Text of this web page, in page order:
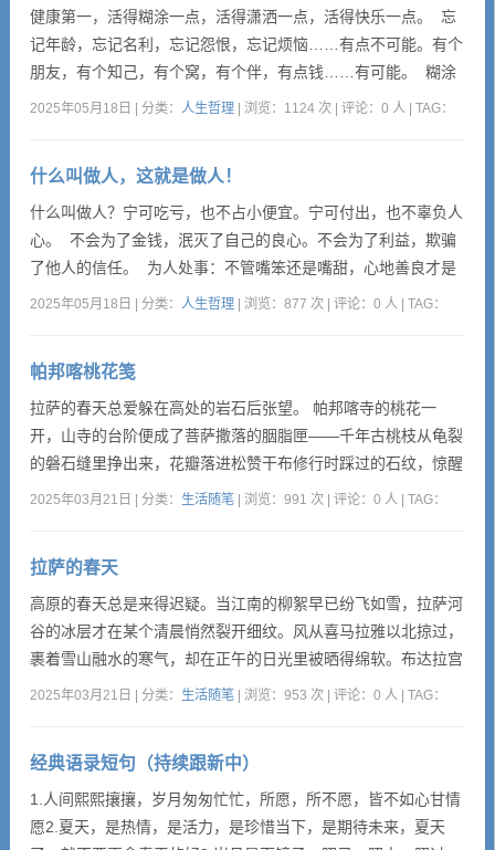
道...
健康第一，活得糊涂一点，活得潇洒一点，活得快乐一点。 忘
记年龄，忘记名利，忘记怨恨，忘记烦恼……有点不可能。有个
朋友，有个知己，有个窝，有个伴，有点钱……有可能。 糊涂
一点，让自己的心随风而动，随雨而下，大事明白，小事糊涂。
报，...
2025年05月18日 | 分类： 人生哲理| 浏览：1124 次 | 评论：0 人 | TAG：
什么叫做人，这就是做人！
什么叫做人？宁可吃亏，也不占小便宜。宁可付出，也不辜负人
心。 不会为了金钱，泯灭了自己的良心。不会为了利益，欺骗
了他人的信任。 为人处事：不管嘴笨还是嘴甜，心地善良才是
本钱。 人活一世：不管能说还是能干，光明磊落才是关键。不
2025年05月18日 | 分类： 人生哲理| 浏览：877 次 | 评论：0 人 | TAG：
帕邦喀桃花笺
拉萨的春天总爱躲在高处的岩石后张望。 帕邦喀寺的桃花一
开，山寺的台阶便成了菩萨撒落的胭脂匣——千年古桃枝从龟裂
的磐石缝里挣出来，花瓣落进松赞干布修行时踩过的石纹，惊醒
了沉睡六世纪的玛尼经文。文成公主浇灌过的桃树，如今依然用
红僧袍扫过青石板，袈裟挟着落英在风里翻卷，辩...
2025年03月21日 | 分类： 生活随笔| 浏览：991 次 | 评论：0 人 | TAG：
拉萨的春天
高原的春天总是来得迟疑。当江南的柳絮早已纷飞如雪，拉萨河
谷的冰层才在某个清晨悄然裂开细纹。风从喜马拉雅以北掠过，
裹着雪山融水的寒气，却在正午的日光里被晒得绵软。布达拉宫
的白墙下，第一株格桑花钻出石缝时，转经的老人裹着厚重的氆
从地心渗出。大昭寺的金顶被阳光洗得发亮，经幡在风里抖...
2025年03月21日 | 分类： 生活随笔| 浏览：953 次 | 评论：0 人 | TAG：
经典语录短句（持续跟新中）
1.人间熙熙攘攘，岁月匆匆忙忙，所愿，所不愿，皆不如心甘情
愿2.夏天，是热情，是活力，是珍惜当下，是期待未来，夏天